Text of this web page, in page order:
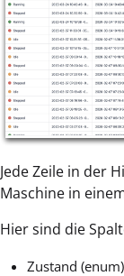
Jede Zeile in der
Maschine in
Hier sind die
Zustand (enum)